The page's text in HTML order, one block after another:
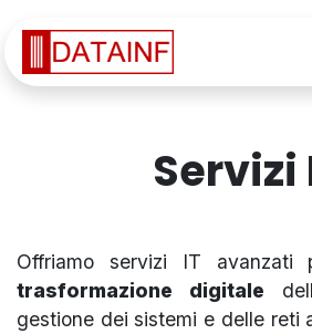
Servizi
Offriamo servizi IT avanzati
trasformazione digitale
gestione dei sistemi e delle reti